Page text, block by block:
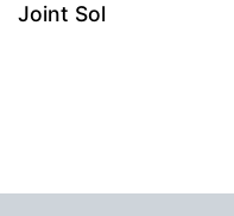
Joint Sol